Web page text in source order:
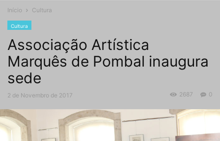
Início Cultura
Cultura
Associação Artística
Marquês de Pombal inaugura
sede
2 de Novembro de 2017 0
2687